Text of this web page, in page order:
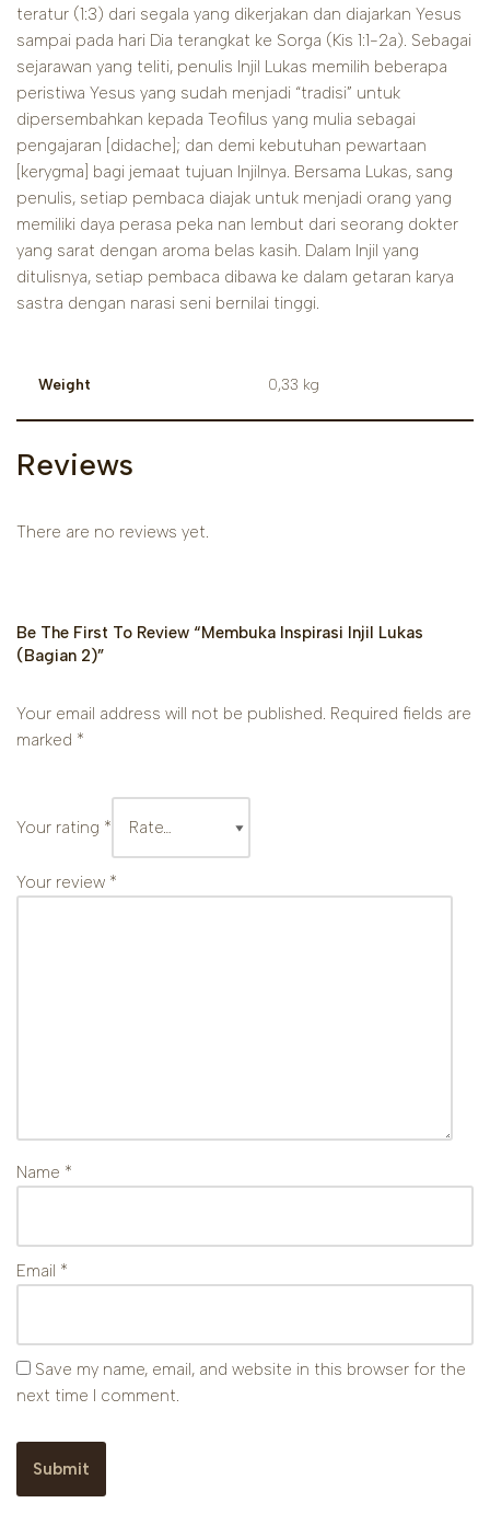
teratur (1:3) dari segala yang dikerjakan dan diajarkan Yesus
sampai pada hari Dia terangkat ke Sorga (Kis 1:1-2a). Sebagai
sejarawan yang teliti, penulis Injil Lukas memilih beberapa
peristiwa Yesus yang sudah menjadi “tradisi” untuk
dipersembahkan kepada Teofilus yang mulia sebagai
pengajaran [didache]; dan demi kebutuhan pewartaan
[kerygma] bagi jemaat tujuan Injilnya. Bersama Lukas, sang
penulis, setiap pembaca diajak untuk menjadi orang yang
memiliki daya perasa peka nan lembut dari seorang dokter
yang sarat dengan aroma belas kasih. Dalam Injil yang
ditulisnya, setiap pembaca dibawa ke dalam getaran karya
sastra dengan narasi seni bernilai tinggi.
Weight 0,33 kg
Reviews
There are no reviews yet.
Be The First To Review “Membuka Inspirasi Injil Lukas
(Bagian 2)”
Your email address will not be published. Required fields are
marked *
Your rating *
Your review *
Name *
Email *
Save my name, email, and website in this browser for the
next time I comment.